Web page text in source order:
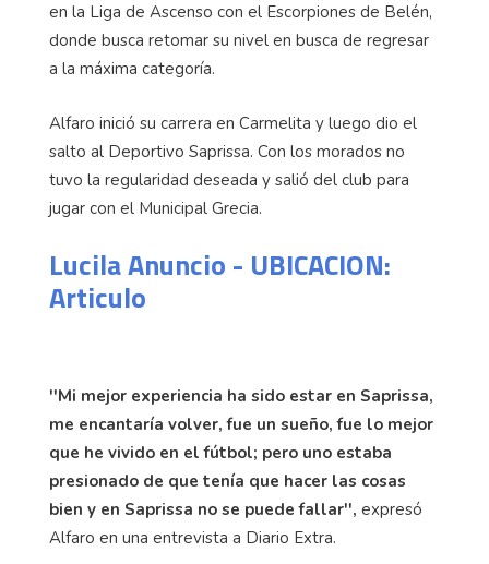
en la Liga de Ascenso con el Escorpiones de Belén,
donde busca retomar su nivel en busca de regresar
a la máxima categoría.
Alfaro inició su carrera en Carmelita y luego dio el
salto al Deportivo Saprissa. Con los morados no
tuvo la regularidad deseada y salió del club para
jugar con el Municipal Grecia.
Lucila Anuncio - UBICACION:
Articulo
''Mi mejor experiencia ha sido estar en Saprissa,
me encantaría volver, fue un sueño, fue lo mejor
que he vivido en el fútbol; pero uno estaba
presionado de que tenía que hacer las cosas
bien y en Saprissa no se puede fallar'', expresó
Alfaro en una entrevista a Diario Extra.